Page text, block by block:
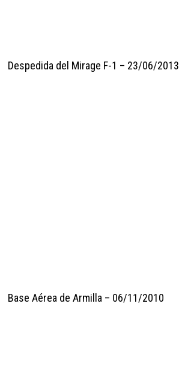
Despedida del Mirage F-1 – 23/06/2013
Base Aérea de Armilla – 06/11/2010